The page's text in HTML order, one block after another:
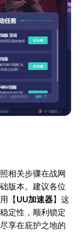
相关步骤在战网
版本。建议各位
【UU加速器】这
定性，顺利锁定
享在庇护之地的